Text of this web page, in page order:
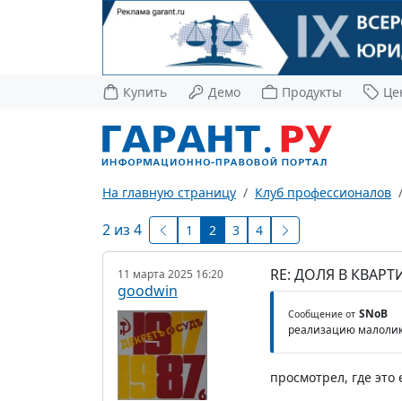
Купить Демо Продукты
На главную страницу Клуб профессионалов
2 из 4 1 2 3 4
11 марта 2025 16:20
goodwin
RE: ДОЛЯ В
Сообщение от SNoB
реализацию
просмотрел, где это